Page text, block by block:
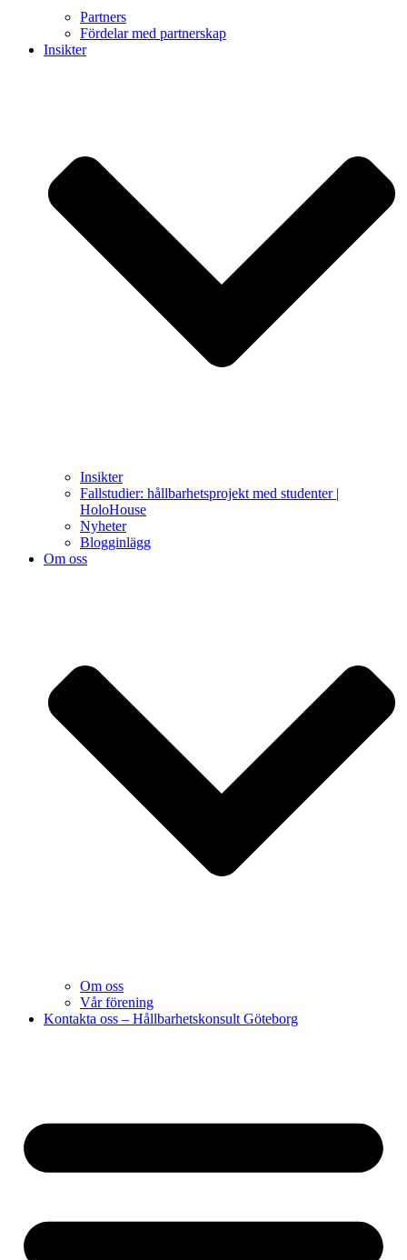
Partners
Fördelar med partnerskap
Insikter
Insikter
Fallstudier: hållbarhetsprojekt med studenter |
HoloHouse
Nyheter
Blogginlägg
Om oss
Om oss
Vår förening
Kontakta oss – Hållbarhetskonsult Göteborg